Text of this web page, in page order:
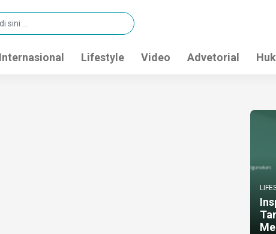
Internasional Lifestyle Video Advetorial